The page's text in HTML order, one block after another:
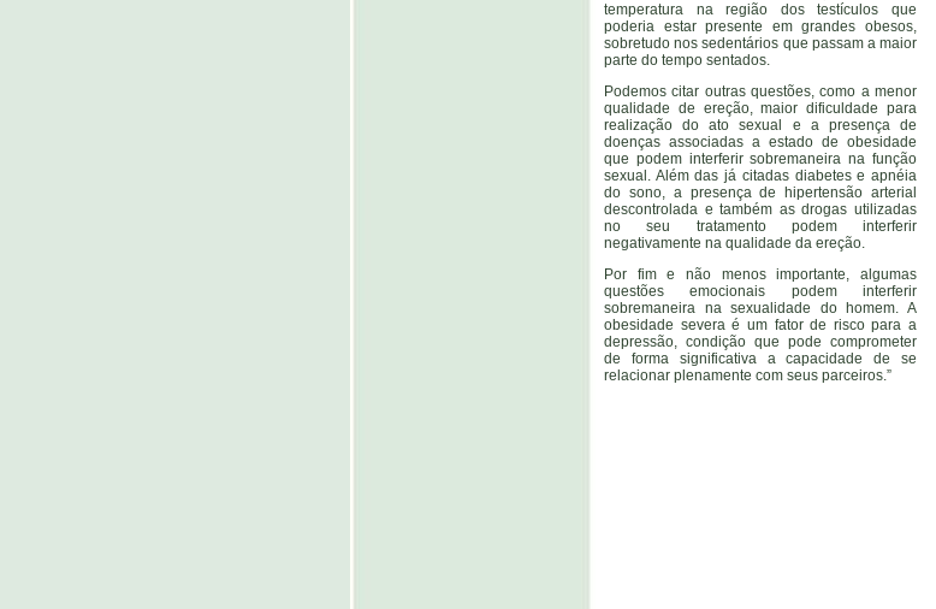
temperatura na região dos testículos que
poderia estar presente em grandes obesos,
sobretudo nos sedentários que passam a maior
parte do tempo sentados.
Podemos citar outras questões, como a menor
qualidade de ereção, maior dificuldade para
realização do ato sexual e a presença de
doenças associadas a estado de obesidade
que podem interferir sobremaneira na função
sexual. Além das já citadas diabetes e apnéia
do sono, a presença de hipertensão arterial
descontrolada e também as drogas utilizadas
no seu tratamento podem interferir
negativamente na qualidade da ereção.
Por fim e não menos importante, algumas
questões emocionais podem interferir
sobremaneira na sexualidade do homem. A
obesidade severa é um fator de risco para a
depressão, condição que pode comprometer
de forma significativa a capacidade de se
relacionar plenamente com seus parceiros.”